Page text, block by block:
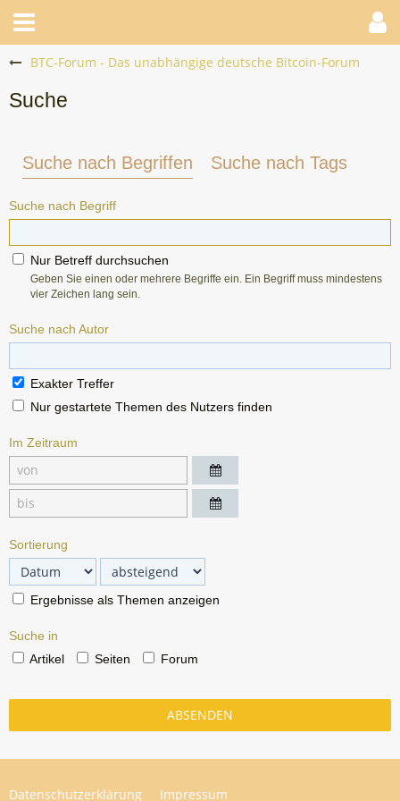
BTC-Forum - Das unabhängige deutsche Bitcoin-Forum
Suche
Suche nach Begriffen Suche nach Tags
Suche nach Begriff
Nur Betreff durchsuchen
Geben Sie einen oder mehrere Begriffe ein. Ein Begriff muss mindestens
vier Zeichen lang sein.
Suche nach Autor
Exakter Treffer
Nur gestartete Themen des Nutzers finden
Im Zeitraum
Sortierung
Ergebnisse als Themen anzeigen
Suche in
Artikel
Seiten Forum
Datenschutzerklärung Impressum